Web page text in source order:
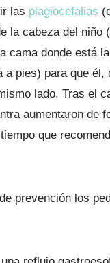
las plagiocefalias
la cabeza del
cama donde está
pies) para que
lado. Tras el
aumentaron de
que
prevención los